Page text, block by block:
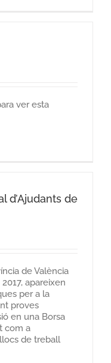
ver esta
d’Ajudants de
de València
apareixen
per a la
proves
en una Borsa
com a
de treball